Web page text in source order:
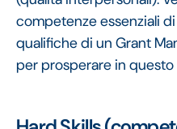
competenze essenziali
qualifiche di un Grant
per prosperare in questo